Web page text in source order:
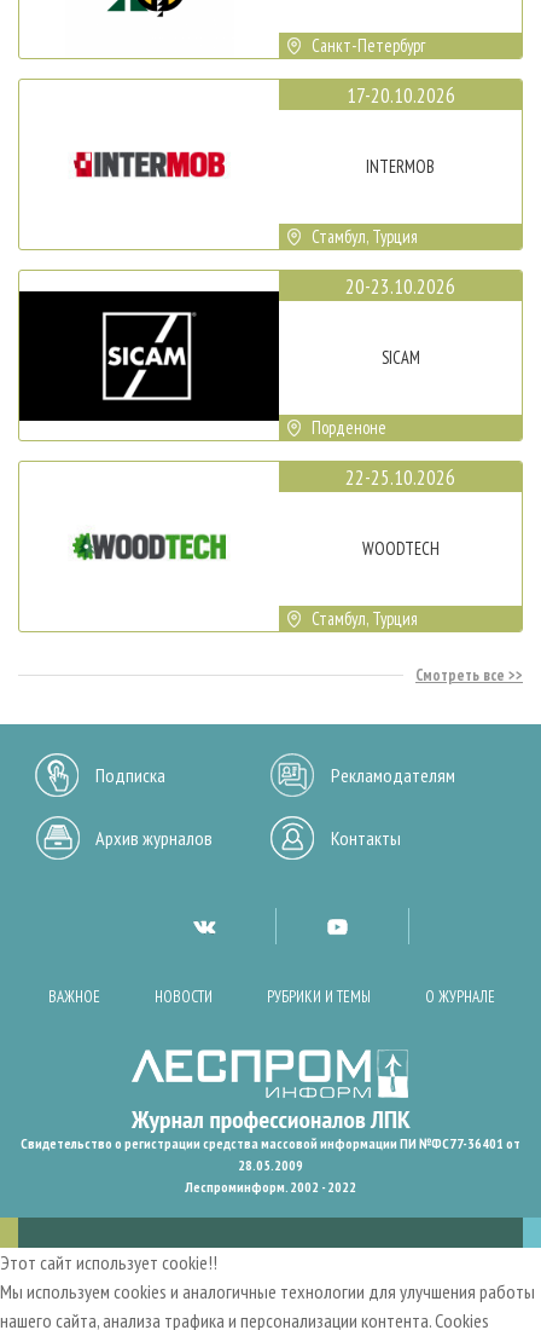
Санкт-Петербург
17-20.10.2026
INTERMOB
Стамбул, Турция
20-23.10.2026
SICAM
Порденоне
22-25.10.2026
WOODTECH
Стамбул, Турция
Смотреть все
Подписка Рекламодателям
Архив журналов Контакты
ВАЖНОЕ НОВОСТИ РУБРИКИ И ТЕМЫ О ЖУРНАЛЕ
Свидетельство о регистрации средства массовой информации ПИ №ФС77-36401 от
28.05.2009
Леспроминформ. 2002 - 2022
Этот сайт использует cookie!!
Мы используем cookies и аналогичные технологии для улучшения работы
нашего сайта, анализа трафика и персонализации контента. Cookies